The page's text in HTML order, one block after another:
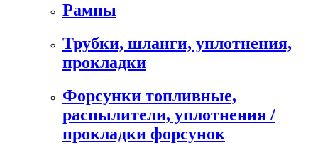
Рампы
Трубки, шланги, уплотнения,
прокладки
Форсунки топливные,
распылители, уплотнения /
прокладки форсунок